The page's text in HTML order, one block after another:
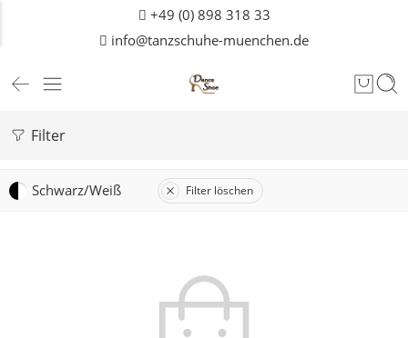
+49 (0) 898 318 33
info@tanzschuhe-muenchen.de
Filter
Schwarz/Weiß Filter löschen